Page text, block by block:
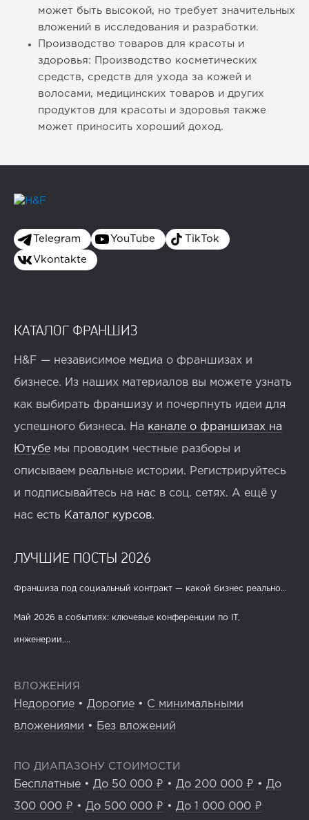
может быть высокой, но требует значительных
вложений в исследования и разработки.
Производство товаров для красоты и
здоровья: Производство косметических
средств, средств для ухода за кожей и
волосами, медицинских товаров и других
продуктов для красоты и здоровья также
может приносить хороший доход.
Telegram YouTube TikTok
Vkontakte
КАТАЛОГ ФРАНШИЗ
H&F — независимое медиа о франшизах и
бизнесе. Из наших материалов вы можете узнать
как выбирать франшизу и почерпнуть идеи для
успешного бизнеса. На канале о франшизах на
Ютубе мы проводим честные разборы и
описываем реальные истории. Регистрируйтесь
и подписывайтесь на нас в соц. сетях. А ещё у
нас есть Каталог курсов.
ЛУЧШИЕ ПОСТЫ 2026
Франшиза под социальный контракт — какой бизнес реально...
Май 2026 в событиях: ключевые конференции по IT,
инженерии,...
ВЛОЖЕНИЯ
Недорогие • Дорогие • С минимальными
вложениями • Без вложений
ПО ДИАПАЗОНУ СТОИМОСТИ
Бесплатные • До 50 000 ₽ • До 200 000 ₽ • До
300 000 ₽ • До 500 000 ₽ • До 1 000 000 ₽